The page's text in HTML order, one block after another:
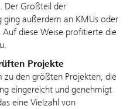
Der Großteil der
außerdem an KMUs oder
diese Weise profitierte die
Projekte
zu den größten Projekten, die
eingereicht und genehmigt
eine Vielzahl von